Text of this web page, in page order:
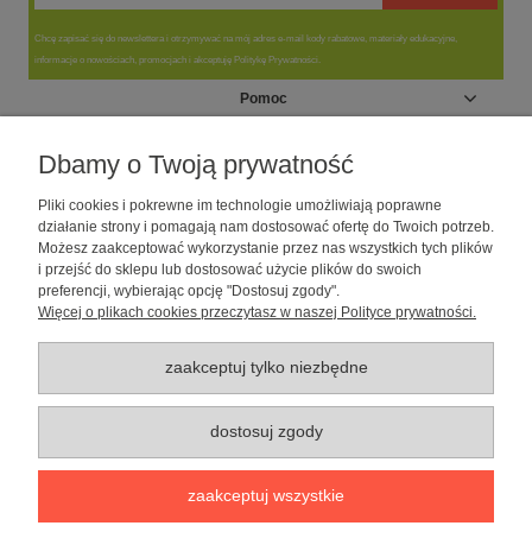
Chcę zapisać się do newslettera i otrzymywać na mój adres e-mail kody rabatowe, materiały edukacyjne,
informacje o nowościach, promocjach i akceptuję Politykę Prywatności.
Pomoc
Moje konto
Informacje
O nas
Sklep dla psów caniLOVE| NIP: 5251057141 | ul. Strzelecka 54/56, 64-
010 Krzywiń, woj. wielkopolskie | telefon: 600 189 631, e-mail:
sklep@canilove.pl
Realizacja:Centrum Usług E-Commerce Łukasz Wiśniewski2021 |
Oprogramowanie:Shoper
Sklep internetowy Shoper Premium
Dbamy o Twoją prywatność
Pliki cookies i pokrewne im technologie umożliwiają poprawne
działanie strony i pomagają nam dostosować ofertę do Twoich potrzeb.
Możesz zaakceptować wykorzystanie przez nas wszystkich tych plików
i przejść do sklepu lub dostosować użycie plików do swoich
preferencji, wybierając opcję "Dostosuj zgody".
Więcej o plikach cookies przeczytasz w naszej Polityce prywatności.
zaakceptuj tylko niezbędne
dostosuj zgody
zaakceptuj wszystkie